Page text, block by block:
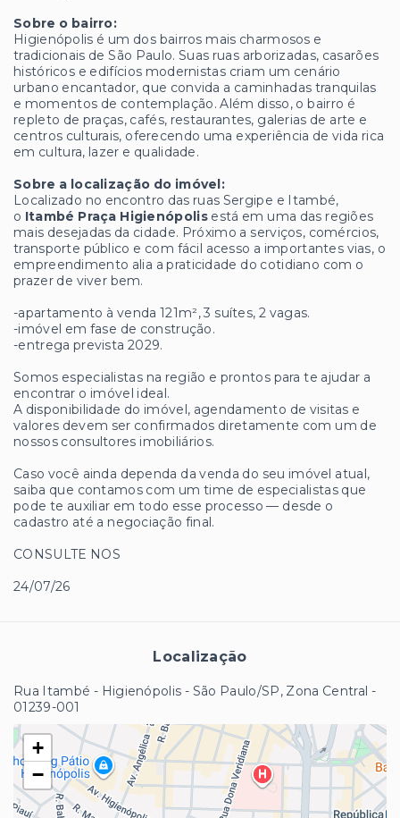
Sobre o bairro:
Higienópolis é um dos bairros mais charmosos e
tradicionais de São Paulo. Suas ruas arborizadas, casarões
históricos e edifícios modernistas criam um cenário
urbano encantador, que convida a caminhadas tranquilas
e momentos de contemplação. Além disso, o bairro é
repleto de praças, cafés, restaurantes, galerias de arte e
centros culturais, oferecendo uma experiência de vida rica
em cultura, lazer e qualidade.
Sobre a localização do imóvel:
Localizado no encontro das ruas Sergipe e Itambé,
o Itambé Praça Higienópolisestá em uma das regiões
mais desejadas da cidade. Próximo a serviços, comércios,
transporte público e com fácil acesso a importantes vias, o
empreendimento alia a praticidade do cotidiano com o
prazer de viver bem.
-apartamento à venda 121m², 3 suítes, 2 vagas.
-imóvel em fase de construção.
-entrega prevista 2029.
Somos especialistas na região e prontos para te ajudar a
encontrar o imóvel ideal.
A disponibilidade do imóvel, agendamento de visitas e
valores devem ser confirmados diretamente com um de
nossos consultores imobiliários.
Caso você ainda dependa da venda do seu imóvel atual,
saiba que contamos com um time de especialistas que
pode te auxiliar em todo esse processo — desde o
cadastro até a negociação final.
CONSULTE NOS
24/07/26
Localização
Rua Itambé - Higienópolis - São Paulo/SP, Zona Central -
01239-001
+
−